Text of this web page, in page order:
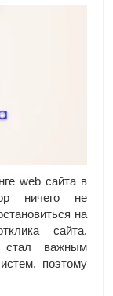
web сайта в
ничего не
на
сайта.
стал важным
поэтому